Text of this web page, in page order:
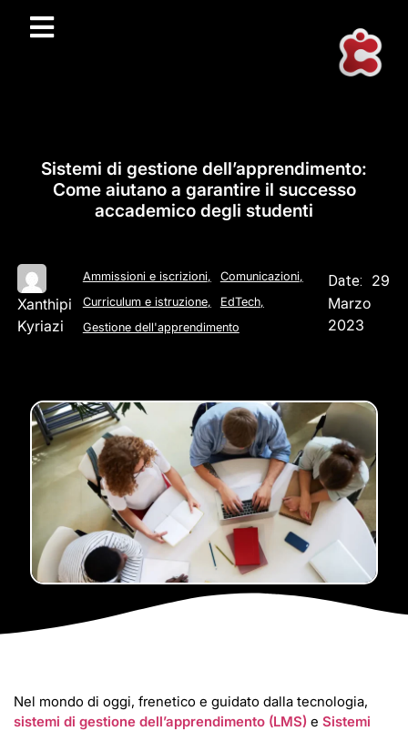
Sistemi di gestione dell’apprendimento:
Come aiutano a garantire il successo
accademico degli studenti
Xanthipi
Kyriazi
Ammissioni e iscrizioni, Comunicazioni,
Curriculum e istruzione, EdTech,
Gestione dell'apprendimento
Date:
29
Marzo
2023
Nel mondo di oggi, frenetico e guidato dalla tecnologia,
sistemi di gestione dell’apprendimento (LMS) e Sistemi